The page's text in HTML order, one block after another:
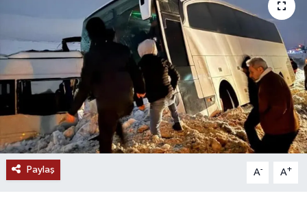
Paylaş A- A+
SİYASET
SOSYAL YARDIMLAR
SPONSORLU YAZI
SPOR
TEKNOLOJİ